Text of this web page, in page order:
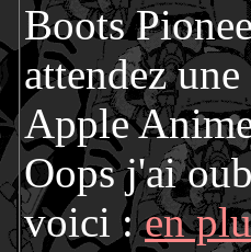
Boots
attendez
Apple
Oops j'ai
voici :en